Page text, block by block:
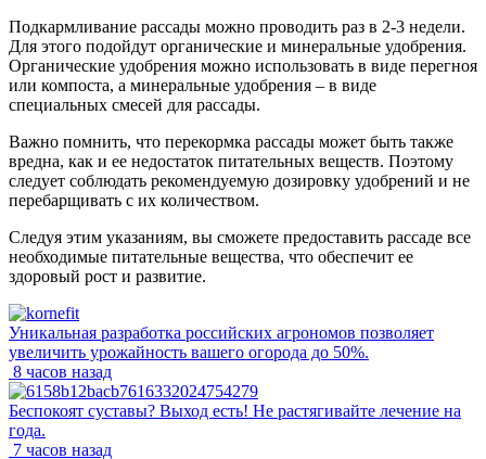
Подкармливание рассады можно проводить раз в 2-3 недели.
Для этого подойдут органические и минеральные удобрения.
Органические удобрения можно использовать в виде перегноя
или компоста, а минеральные удобрения – в виде
специальных смесей для рассады.
Важно помнить, что перекормка рассады может быть также
вредна, как и ее недостаток питательных веществ. Поэтому
следует соблюдать рекомендуемую дозировку удобрений и не
перебарщивать с их количеством.
Следуя этим указаниям, вы сможете предоставить рассаде все
необходимые питательные вещества, что обеспечит ее
здоровый рост и развитие.
Уникальная разработка российских агрономов позволяет
увеличить урожайность вашего огорода до 50%.
8 часов назад
Беспокоят суставы? Выход есть! Не растягивайте лечение на
года.
7 часов назад